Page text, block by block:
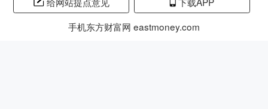
手机东方财富网 eastmoney.com